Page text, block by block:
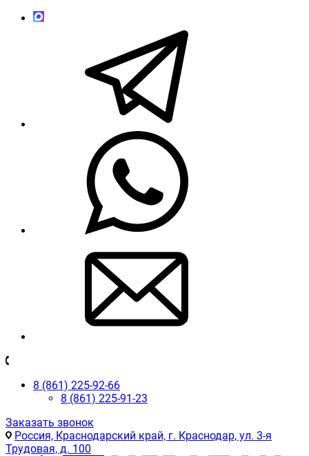
8 (861) 225-92-66
8 (861) 225-91-23
Заказать звонок
Россия, Краснодарский край, г. Краснодар, ул. 3-я
Трудовая, д. 100